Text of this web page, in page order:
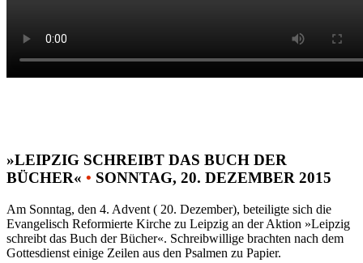
»LEIPZIG SCHREIBT DAS BUCH DER
BÜCHER« • SONNTAG, 20. DEZEMBER 2015
Am Sonntag, den 4. Advent ( 20. Dezember), beteiligte sich die
Evangelisch Reformierte Kirche zu Leipzig an der Aktion »Leipzig
schreibt das Buch der Bücher«. Schreibwillige brachten nach dem
Gottesdienst einige Zeilen aus den Psalmen zu Papier.